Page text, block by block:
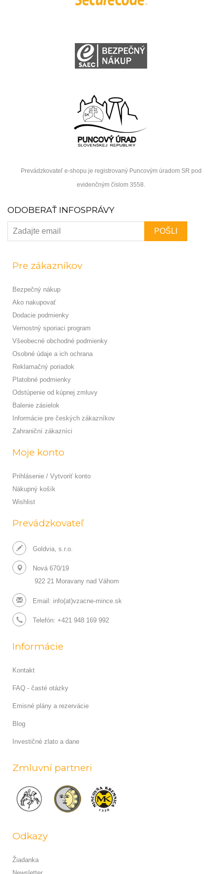
Prevádzkovateľ e-shopu je registrovaný Puncovým úradom SR pod
evidenčným číslom 3558.
ODOBERAŤ INFOSPRÁVY
Pre zákazníkov
Bezpečný nákup
Ako nakupovať
Dodacie podmienky
Vernostný sporiaci program
Všeobecné obchodné podmienky
Osobné údaje a ich ochrana
Reklamačný poriadok
Platobné podmienky
Odstúpenie od kúpnej zmluvy
Balenie zásielok
Informácie pre českých zákazníkov
Zahraniční zákazníci
Moje konto
Prihlásenie / Vytvoriť konto
Nákupný košík
Wishlist
Prevádzkovateľ
Goldvia, s.r.o.
Nová 670/19
922 21 Moravany nad Váhom
Email: info(at)vzacne-mince.sk
Telefón: +421 948 169 992
Informácie
Kontakt
FAQ - časté otázky
Emisné plány a rezervácie
Blog
Investičné zlato a dane
Zmluvní partneri
Odkazy
Žiadanka